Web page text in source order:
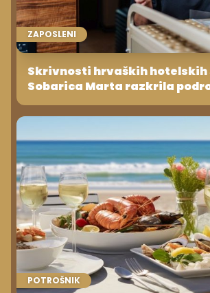
ZAPOSLENI
Skrivnosti hrvaških hotelskih
Sobarica Marta razkrila
POTROŠNIK